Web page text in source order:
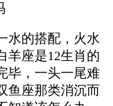
水的搭配，火水
羊座是12生肖的
毕，一头一尾难
鱼座那类消沉而